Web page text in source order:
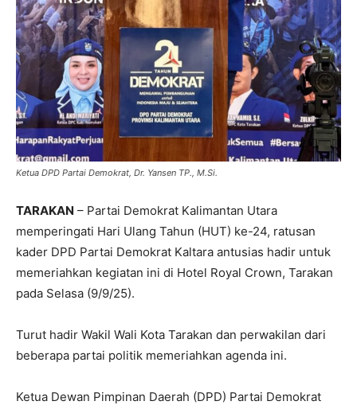
Ketua DPD Partai Demokrat, Dr. Yansen TP., M.Si.
TARAKAN – Partai Demokrat Kalimantan Utara
memperingati Hari Ulang Tahun (HUT) ke-24, ratusan
kader DPD Partai Demokrat Kaltara antusias hadir untuk
memeriahkan kegiatan ini di Hotel Royal Crown, Tarakan
pada Selasa (9/9/25).
Turut hadir Wakil Wali Kota Tarakan dan perwakilan dari
beberapa partai politik memeriahkan agenda ini.
Ketua Dewan Pimpinan Daerah (DPD) Partai Demokrat